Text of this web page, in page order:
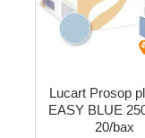
Lucart Prosop
EASY BLUE
20/bax